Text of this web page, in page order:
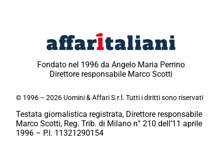
Fondato nel 1996 da Angelo Maria Perrino
Direttore responsabile Marco Scotti
© 1996 – 2026 Uomini & Affari S.r.l. Tutti i diritti sono riservati
Testata giornalistica registrata, Direttore responsabile
Marco Scotti, Reg. Trib. di Milano n° 210 dell’11 aprile
1996 – P.I. 11321290154